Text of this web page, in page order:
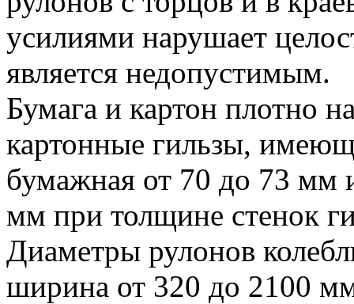
усилиями нарушает
является недопустимым.
Бумага и картон плотно
картонные гильзы,
бумажная от 70 до 73 мм
мм при толщине стенок
Диаметры рулонов
ширина от 320 до 2100